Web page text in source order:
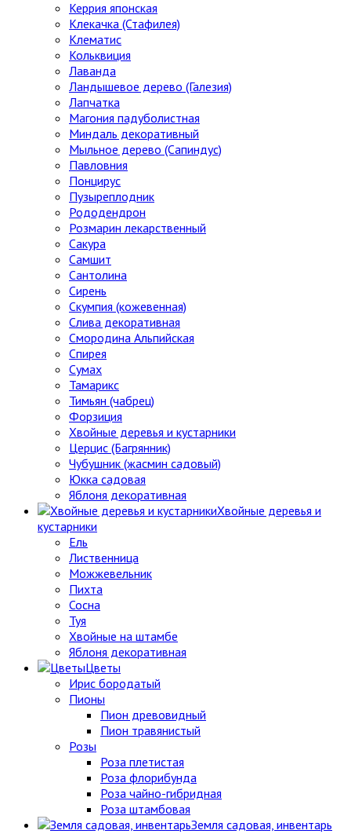
Керрия японская
Клекачка (Стафилея)
Клематис
Кольквиция
Лаванда
Ландышевое дерево (Галезия)
Лапчатка
Магония падуболистная
Миндаль декоративный
Мыльное дерево (Сапиндус)
Павловния
Понцирус
Пузыреплодник
Рододендрон
Розмарин лекарственный
Сакура
Самшит
Сантолина
Сирень
Скумпия (кожевенная)
Слива декоративная
Смородина Альпийская
Спирея
Сумах
Тамарикс
Тимьян (чабрец)
Форзиция
Хвойные деревья и кустарники
Церцис (Багрянник)
Чубушник (жасмин садовый)
Юкка садовая
Яблоня декоративная
Хвойные деревья и
кустарники
Ель
Лиственница
Можжевельник
Пихта
Сосна
Туя
Хвойные на штамбе
Яблоня декоративная
Цветы
Ирис бородатый
Пионы
Пион древовидный
Пион травянистый
Розы
Роза плетистая
Роза флорибунда
Роза чайно-гибридная
Роза штамбовая
Земля садовая, инвентарь